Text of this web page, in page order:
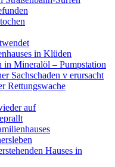
in Klüden
Mineralöl – Pumpstation
Sachschaden v erursacht
Rettungswache
auf
Hauses in